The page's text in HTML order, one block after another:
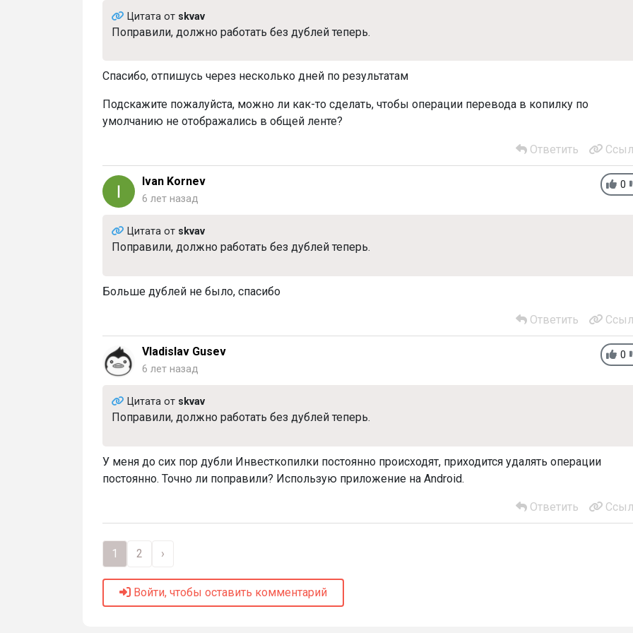
Цитата от skvav
Поправили, должно работать без дублей теперь.
Спасибо, отпишусь через несколько дней по результатам
Подскажите пожалуйста, можно ли как-то сделать, чтобы операции перевода в копилку по
умолчанию не отображались в общей ленте?
Ответить
0
Ivan Kornev
6 лет назад
Цитата от skvav
Поправили, должно работать без дублей теперь.
Больше дублей не было, спасибо
Ответить
0
Vladislav Gusev
6 лет назад
Цитата от skvav
Поправили, должно работать без дублей теперь.
У меня до сих пор дубли Инвесткопилки постоянно происходят, приходится удалять операции
постоянно. Точно ли поправили? Использую приложение на Android.
Ответить
1 2 ›
Войти, чтобы оставить комментарий